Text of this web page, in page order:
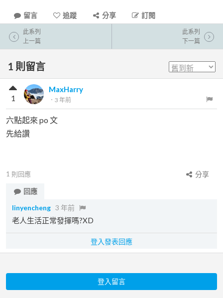
留言 追蹤 分享 訂閱
此系列
上一篇
此系列
下一篇
1 則留言
MaxHarry
． 3 年前
1
六點起來 po 文
先給讚
1 則回應
分享
回應
linyencheng 3 年前
老人生活正常發揮嗎?XD
登入發表回應
登入留言